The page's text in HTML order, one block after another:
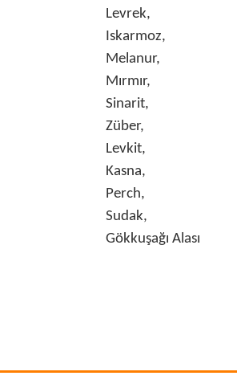
Levrek,
Iskarmoz,
Melanur,
Mırmır,
Sinarit,
Züber,
Levkit,
Kasna,
Perch,
Sudak,
Gökkuşağı Alası
Ürün resmi kalitesiz,